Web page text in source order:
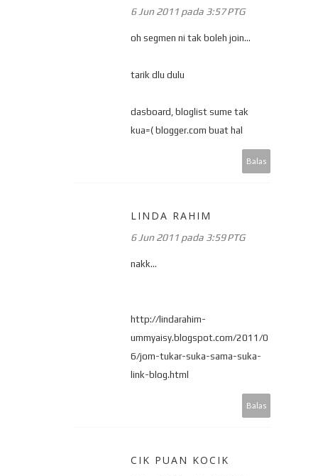
6 Jun 2011 pada 3:57 PTG
oh segmen ni tak boleh join...
tarik dlu dulu
dasboard, bloglist sume tak
kua=( blogger.com buat hal
Balas
LINDA RAHIM
6 Jun 2011 pada 3:59 PTG
nakk...
http://lindarahim-
ummyaisy.blogspot.com/2011/0
6/jom-tukar-suka-sama-suka-
link-blog.html
Balas
CIK PUAN KOCIK